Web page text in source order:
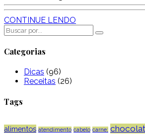
CONTINUE LENDO
Categorias
Dicas (96)
Receitas (26)
Tags
alimentos atendimento cabelo carne;